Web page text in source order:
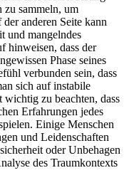
zu sammeln, um
anderen Seite kann
und mangelndes
hinweisen, dass der
Phase seines
verbunden sein, dass
sich auf instabile
wichtig zu beachten, dass
Erfahrungen jedes
Einige Menschen
und Leidenschaften
oder Unbehagen
des Traumkontexts